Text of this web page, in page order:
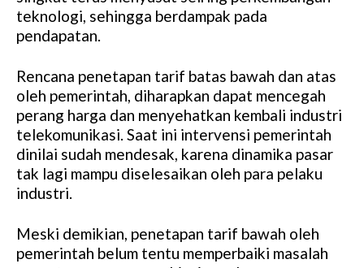
teknologi, sehingga berdampak pada
pendapatan.
Rencana penetapan tarif batas bawah dan atas
oleh pemerintah, diharapkan dapat mencegah
perang harga dan menyehatkan kembali industri
telekomunikasi. Saat ini intervensi pemerintah
dinilai sudah mendesak, karena dinamika pasar
tak lagi mampu diselesaikan oleh para pelaku
industri.
Meski demikian, penetapan tarif bawah oleh
pemerintah belum tentu memperbaiki masalah